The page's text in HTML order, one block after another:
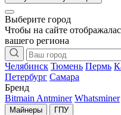
Выберите город
Чтобы на сайте
вашего региона
Челябинск Тюмень Пермь
Петербург Самара
Бренд
Bitmain Antminer Whatsminer
Майнеры ГПУ